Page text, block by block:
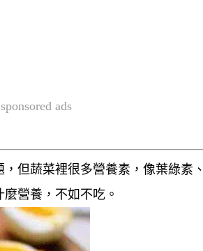
sponsored ads
但蔬菜裡很多營養素，像葉綠素
營養，不如不吃。